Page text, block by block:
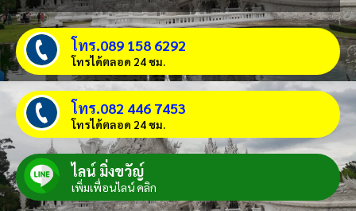
โทร.089 158 6292
โทรได้ตลอด 24 ชม.
โทร.082 446 7453
โทรได้ตลอด 24 ชม.
ไลน์ มิ่งขวัญ์
เพิ่มเพื่อนไลน์ คลิก